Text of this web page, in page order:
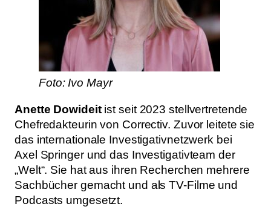
Foto: Ivo Mayr
Anette Dowideitist seit 2023 stellvertretende
Chefredakteurin von Correctiv. Zuvor leitete sie
das internationale Investigativnetzwerk bei
Axel Springer und das Investigativteam der
„Welt“. Sie hat aus ihren Recherchen mehrere
Sachbücher gemacht und als TV-Filme und
Podcasts umgesetzt.